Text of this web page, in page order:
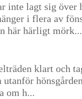
inte lagt sig över
i flera av
här härligt mörk...
klart och
om h...